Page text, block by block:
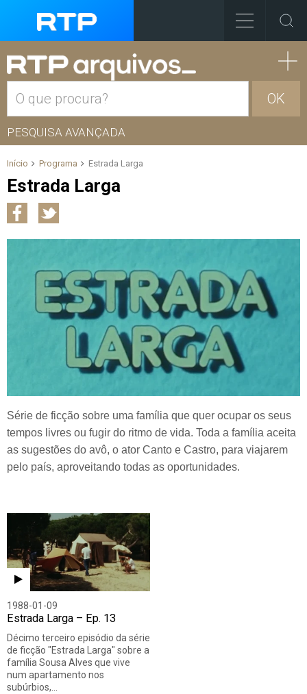
OK
PESQUISA AVANÇADA
Início Programa Estrada Larga
Estrada Larga
Série de ficção sobre uma família que quer ocupar os seus
tempos livres ou fugir do ritmo de vida. Toda a família aceita
as sugestões do avô, o ator Canto e Castro, para viajarem
pelo país, aproveitando todas as oportunidades.
1988-01-09
Estrada Larga – Ep. 13
Décimo terceiro episódio da série
de ficção "Estrada Larga" sobre a
família Sousa Alves que vive
num apartamento nos
subúrbios,…